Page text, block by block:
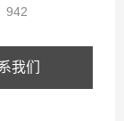
942
我们